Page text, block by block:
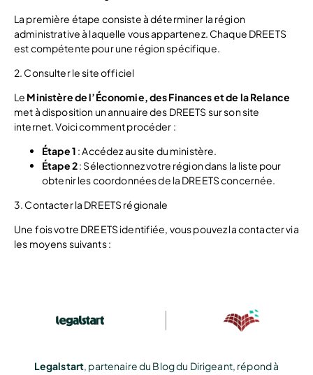
La première étape consiste à déterminer la région
administrative à laquelle vous appartenez. Chaque DREETS
est compétente pour une région spécifique.
2. Consulter le site officiel
Le Ministère de l’Économie, des Finances et de la Relance
met à disposition un annuaire des DREETS sur son site
internet. Voici comment procéder :
Étape 1 : Accédez au site du ministère.
Étape 2: Sélectionnez votre région dans la liste pour
obtenir les coordonnées de la DREETS concernée.
3. Contacter la DREETS régionale
Une fois votre DREETS identifiée, vous pouvez la contacter via
les moyens suivants :
Legalstart, partenaire du Blog du Dirigeant, répond à